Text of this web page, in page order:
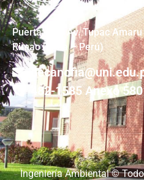
Puerta #4 – Av. Tupac Amaru
Rimac (Lima – Perú)
482-1585 Anexo
Ingeniería Ambiental ©